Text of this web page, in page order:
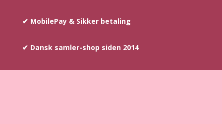
✔ MobilePay & Sikker betaling
✔ Dansk samler-shop siden 2014